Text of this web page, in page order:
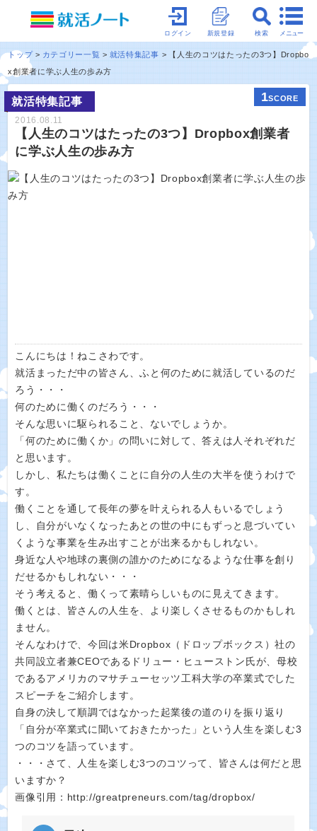
メニュー
検索
新規登録
ログイン
トップ カテゴリー一覧 就活特集記事
【人生のコツはたったの3つ】Dropbo
x創業者に学ぶ人生の歩み方
就活特集記事 1SCORE
2016.08.11
【人生のコツはたったの3つ】Dropbox創業者
に学ぶ人生の歩み方
こんにちは！ねこさわです。
就活まっただ中の皆さん、ふと何のために就活しているのだ
ろう・・・
何のために働くのだろう・・・
そんな思いに駆られること、ないでしょうか。
「何のために働くか」の問いに対して、答えは人それぞれだ
と思います。
しかし、私たちは働くことに自分の人生の大半を使うわけで
す。
働くことを通して長年の夢を叶えられる人もいるでしょう
し、自分がいなくなったあとの世の中にもずっと息づいてい
くような事業を生み出すことが出来るかもしれない。
身近な人や地球の裏側の誰かのためになるような仕事を創り
だせるかもしれない・・・
そう考えると、働くって素晴らしいものに見えてきます。
働くとは、皆さんの人生を、より楽しくさせるものかもしれ
ません。
そんなわけで、今回は米Dropbox（ドロップボックス）社の
共同設立者兼CEOであるドリュー・ヒューストン氏が、母校
であるアメリカのマサチューセッツ工科大学の卒業式でした
スピーチをご紹介します。
自身の決して順調ではなかった起業後の道のりを振り返り
「自分が卒業式に聞いておきたかった」という人生を楽しむ3
つのコツを語っています。
・・・さて、人生を楽しむ3つのコツって、皆さんは何だと思
いますか？
画像引用：http://greatpreneurs.com/tag/dropbox/